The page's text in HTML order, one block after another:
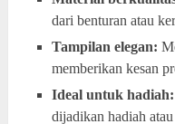
dari benturan atau
Tampilan elegan:
memberikan kesan
Ideal untuk hadiah:
dijadikan hadiah atau